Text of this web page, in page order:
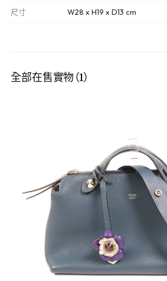
尺寸 W28 x H19 x D13 cm
全部在售實物（1）